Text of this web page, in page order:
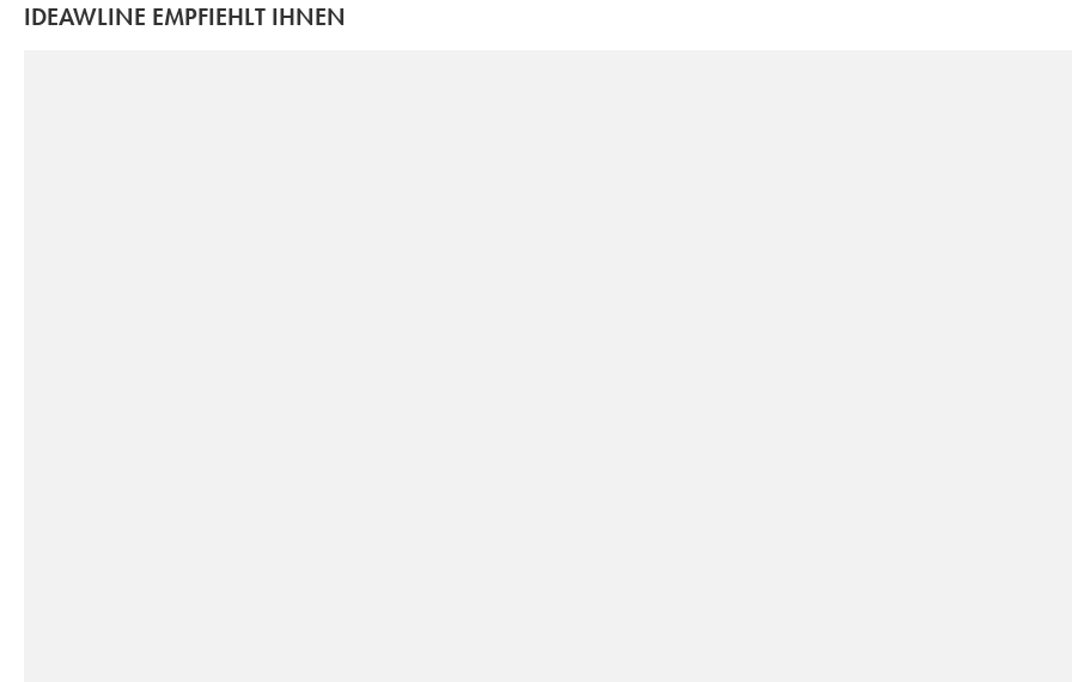
IDEAWLINE EMPFIEHLT IHNEN